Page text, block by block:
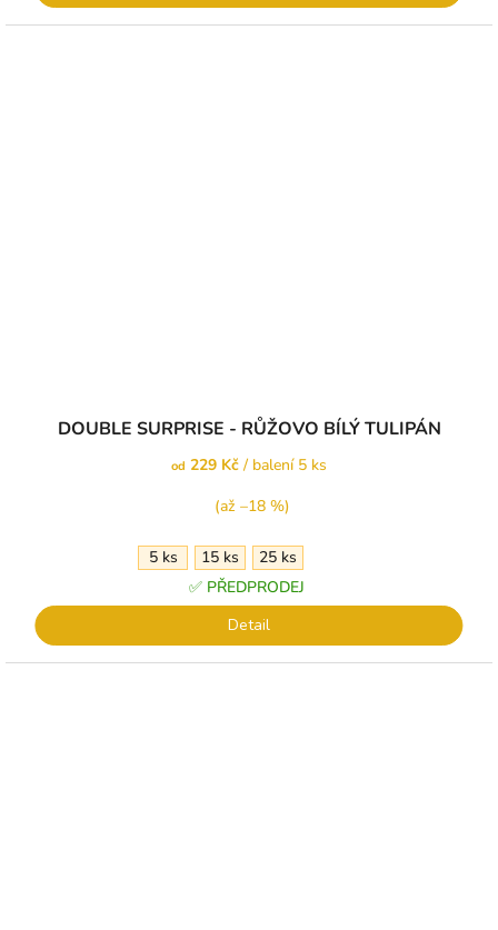
DOUBLE SURPRISE - RŮŽOVO BÍLÝ TULIPÁN
od 229 Kč / balení 5 ks
(až –18 %)
5 ks 15 ks
25 ks
✅ PŘEDPRODEJ
Detail